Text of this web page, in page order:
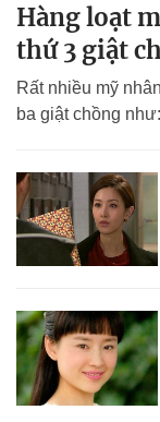
Hàng loạt
thứ 3 giật
Rất nhiều mỹ
ba giật chồng